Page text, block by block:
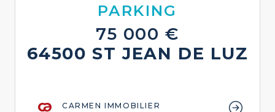
PARKING
75 000 €
64500 ST JEAN DE LUZ
CARMEN IMMOBILIER